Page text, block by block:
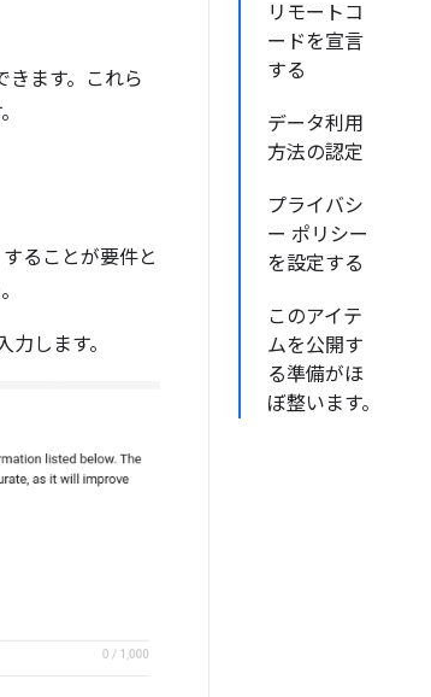
リモートコ
ードを宣言
する
データ利用
方法の認定
プライバシ
ー ポリシー
を設定する
このアイテ
ムを公開す
る準備がほ
ぼ整います。
ます。これら
ることが要件と
します。